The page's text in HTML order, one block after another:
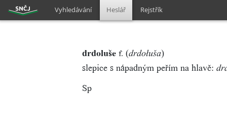
Vyhledávání Heslář Rejstřík
drdoluše f. (drdołuša)
slepice s nápadným peřím na hlavě:
Sp